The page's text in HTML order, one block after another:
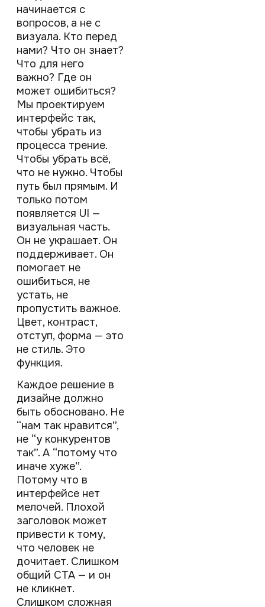
начинается с
вопросов, а не с
визуала. Кто перед
нами? Что он знает?
Что для него
важно? Где он
может ошибиться?
Мы проектируем
интерфейс так,
чтобы убрать из
процесса трение.
Чтобы убрать всё,
что не нужно. Чтобы
путь был прямым. И
только потом
появляется UI —
визуальная часть.
Он не украшает. Он
поддерживает. Он
помогает не
ошибиться, не
устать, не
пропустить важное.
Цвет, контраст,
отступ, форма — это
не стиль. Это
функция.
Каждое решение в
дизайне должно
быть обосновано. Не
“нам так нравится”,
не “у конкурентов
так”. А “потому что
иначе хуже”.
Потому что в
интерфейсе нет
мелочей. Плохой
заголовок может
привести к тому,
что человек не
дочитает. Слишком
общий CTA — и он
не кликнет.
Слишком сложная